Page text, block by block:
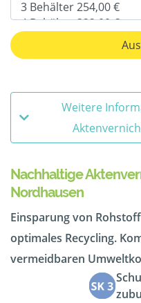
Weitere
Nachhaltige
Nordhausen
Einsparung von
optimales Recycling.
vermeidbaren